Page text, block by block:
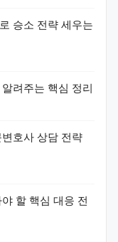
승소 전략 세우는
려주는 핵심 정리
호사 상담 전략
할 핵심 대응 전